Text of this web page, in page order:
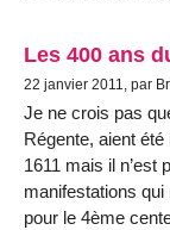
Les 400 ans
22 janvier 2011, par
Je ne crois pas
Régente, aient été
1611 mais il n’est
manifestations qui
pour le 4ème